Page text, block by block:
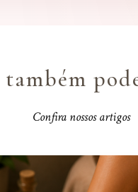
também
Confira nossos artigos